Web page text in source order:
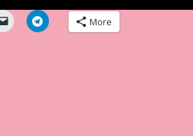
More